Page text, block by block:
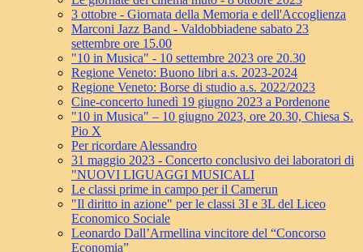
3 ottobre - Giornata della Memoria e dell'Accoglienza
Marconi Jazz Band - Valdobbiadene sabato 23
settembre ore 15.00
"10 in Musica" - 10 settembre 2023 ore 20.30
Regione Veneto: Buono libri a.s. 2023-2024
Regione Veneto: Borse di studio a.s. 2022/2023
Cine-concerto lunedì 19 giugno 2023 a Pordenone
"10 in Musica" – 10 giugno 2023, ore 20.30, Chiesa S.
Pio X
Per ricordare Alessandro
31 maggio 2023 - Concerto conclusivo dei laboratori di
"NUOVI LIGUAGGI MUSICALI
Le classi prime in campo per il Camerun
"Il diritto in azione" per le classi 3I e 3L del Liceo
Economico Sociale
Leonardo Dall’Armellina vincitore del “Concorso
Economia”